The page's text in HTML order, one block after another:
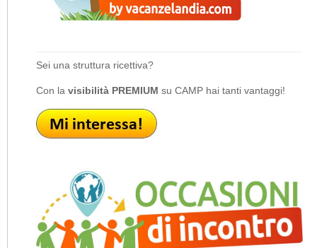
Sei una struttura ricettiva?
Con la visibilità PREMIUM su CAMP hai tanti vantaggi!